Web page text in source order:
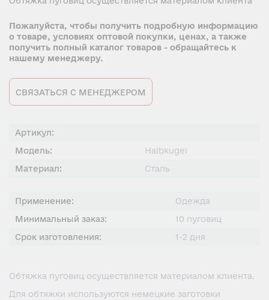
Пожалуйста, чтобы получить подробную информацию
о товаре, условиях оптовой покупки, ценах, а также
получить полный каталог товаров - обращайтесь к
нашему менеджеру.
СВЯЗАТЬСЯ С МЕНЕДЖЕРОМ
Артикул:
Модель:
Halbkugel
Материал:
Сталь
Применение:
Одежда
Минимальный заказ:
10 пуговиц
Срок изготовления:
1-2 дня
Обтяжка пуговиц осуществляется материалом клиента.
Для обтяжки используются немецкие заготовки